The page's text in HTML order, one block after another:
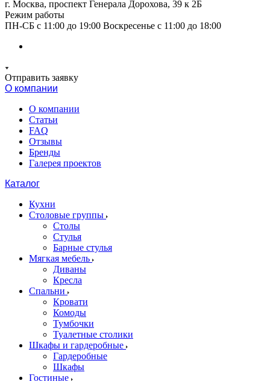
г. Москва, проспект Генерала Дорохова, 39 к 2Б
Режим работы
ПН-СБ с 11:00 до 19:00 Воскресенье с 11:00 до 18:00
Отправить заявку
О компании
О компании
Статьи
FAQ
Отзывы
Бренды
Галерея проектов
Каталог
Кухни
Столовые группы
Столы
Стулья
Барные стулья
Мягкая мебель
Диваны
Кресла
Спальни
Кровати
Комоды
Тумбочки
Туалетные столики
Шкафы и гардеробные
Гардеробные
Шкафы
Гостиные